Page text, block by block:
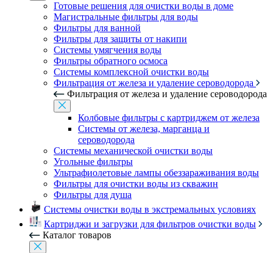
Готовые решения для очистки воды в доме
Магистральные фильтры для воды
Фильтры для ванной
Фильтры для защиты от накипи
Системы умягчения воды
Фильтры обратного осмоса
Системы комплексной очистки воды
Фильтрация от железа и удаление сероводорода
Фильтрация от железа и удаление сероводорода
Колбовые фильтры с картриджем от железа
Системы от железа, марганца и
сероводорода
Системы механической очистки воды
Угольные фильтры
Ультрафиолетовые лампы обеззараживания воды
Фильтры для очистки воды из скважин
Фильтры для душа
Системы очистки воды в экстремальных условиях
Картриджи и загрузки для фильтров очистки воды
Каталог товаров